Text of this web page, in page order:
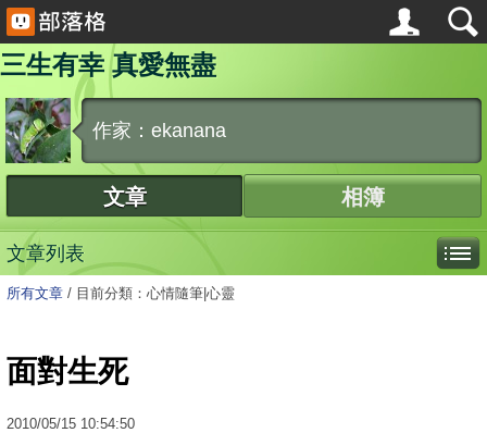
三生有幸 真愛無盡
作家：ekanana
文章 相簿
文章列表
所有文章 / 目前分類：心情隨筆|心靈
面對生死
2010/05/15 10:54:50